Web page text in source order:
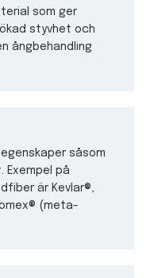
som ger
styvhet och
ångbehandling
såsom
Exempel på
är Kevlar®,
(meta-